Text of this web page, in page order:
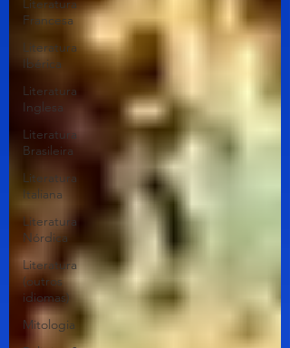
Literatura
Francesa
Literatura
Ibérica
Literatura
Inglesa
Literatura
Brasileira
Literatura
Italiana
Literatura
Nórdica
Literatura
(outros
idiomas)
Mitologia